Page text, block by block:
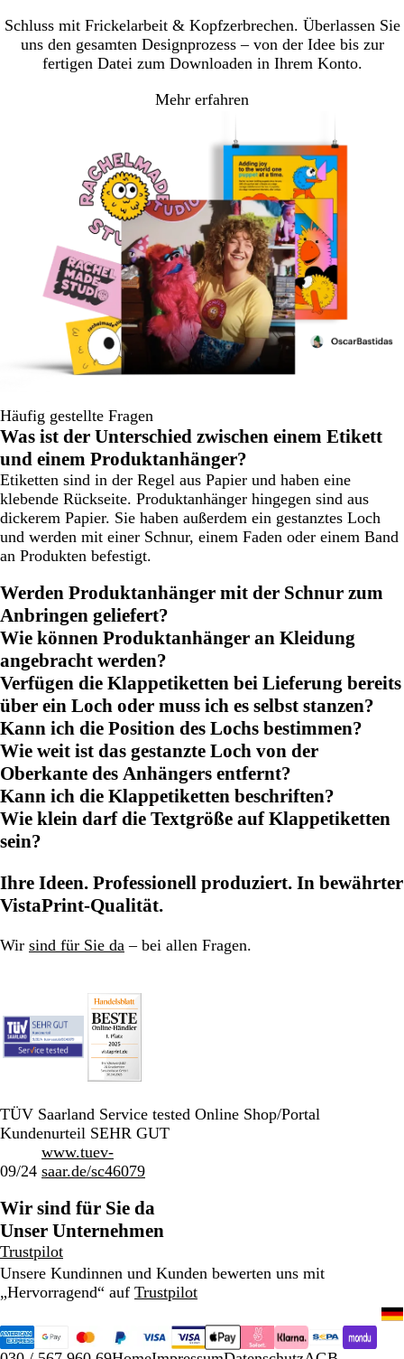
Schluss mit Frickelarbeit & Kopfzerbrechen. Überlassen Sie
uns den gesamten Designprozess – von der Idee bis zur
fertigen Datei zum Downloaden in Ihrem Konto.
Mehr erfahren
Häufig gestellte Fragen
Was ist der Unterschied zwischen einem Etikett
und einem Produktanhänger?
Etiketten sind in der Regel aus Papier und haben eine
klebende Rückseite. Produktanhänger hingegen sind aus
dickerem Papier. Sie haben außerdem ein gestanztes Loch
und werden mit einer Schnur, einem Faden oder einem Band
an Produkten befestigt.
Werden Produktanhänger mit der Schnur zum
Anbringen geliefert?
Wie können Produktanhänger an Kleidung
angebracht werden?
Verfügen die Klappetiketten bei Lieferung bereits
über ein Loch oder muss ich es selbst stanzen?
Kann ich die Position des Lochs bestimmen?
Wie weit ist das gestanzte Loch von der
Oberkante des Anhängers entfernt?
Kann ich die Klappetiketten beschriften?
Wie klein darf die Textgröße auf Klappetiketten
sein?
Ihre Ideen. Professionell produziert. In bewährter
VistaPrint-Qualität.
Wir sind für Sie da – bei allen Fragen.
TÜV Saarland Service tested Online Shop/Portal
Kundenurteil SEHR GUT
09/24
www.tuev-
saar.de/sc46079
Wir sind für Sie da
Unser Unternehmen
Trustpilot
Unsere Kundinnen und Kunden bewerten uns mit
„Hervorragend“ auf Trustpilot